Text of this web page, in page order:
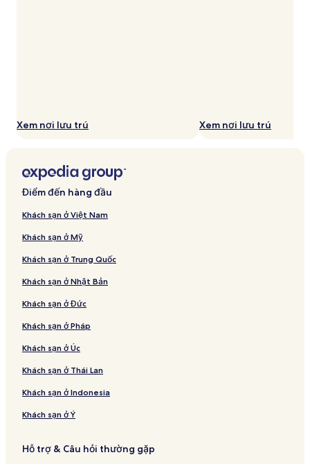
Xem nơi lưu trú Xem nơi lưu trú
Điểm đến hàng đầu
Khách sạn ở Việt Nam
Khách sạn ở Mỹ
Khách sạn ở Trung Quốc
Khách sạn ở Nhật Bản
Khách sạn ở Đức
Khách sạn ở Pháp
Khách sạn ở Úc
Khách sạn ở Thái Lan
Khách sạn ở Indonesia
Khách sạn ở Ý
Hỗ trợ & Câu hỏi thường gặp